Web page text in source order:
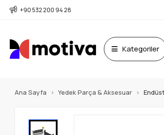
+90 532 200 94 28
Kategoriler
Ana Sayfa Yedek Parça & Aksesuar